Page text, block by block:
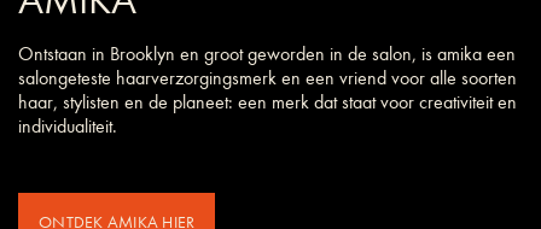
Ontstaan in Brooklyn en groot geworden in de salon, is amika een
salongeteste haarverzorgings­merk en een vriend voor alle soorten
haar, stylisten en de planeet: een merk dat staat voor creativiteit en
individualiteit.
ONTDEK AMIKA HIER